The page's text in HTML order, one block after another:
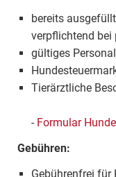
bereits
verpflichtend bei
gültiges
Tierärztliche
- Formular
Gebühren:
Gebührenfrei für